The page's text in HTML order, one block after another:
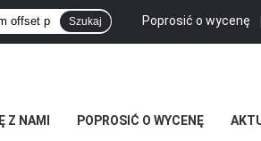
Poprosić o wycenę |
Szukaj
Z NAMI POPROSIĆ O WYCENĘ